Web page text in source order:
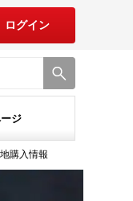
ログイン
ジ
購入情報